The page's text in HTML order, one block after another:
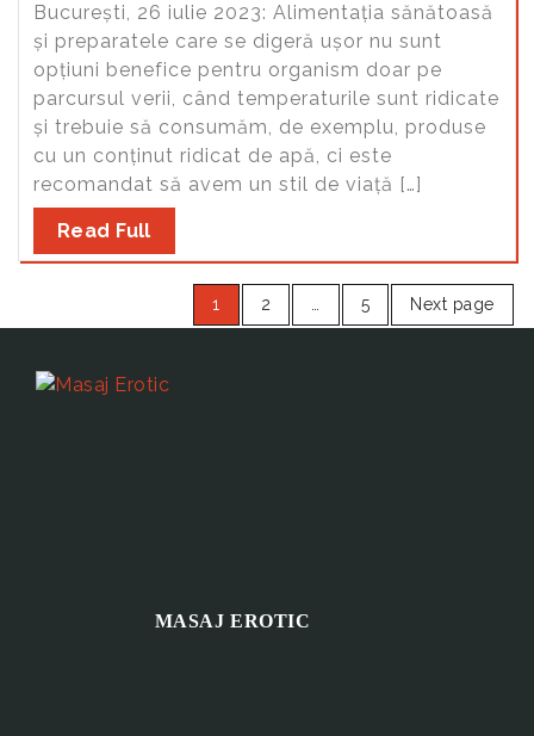
București, 26 iulie 2023: Alimentația sănătoasă
și preparatele care se digeră ușor nu sunt
opțiuni benefice pentru organism doar pe
parcursul verii, când temperaturile sunt ridicate
și trebuie să consumăm, de exemplu, produse
cu un conținut ridicat de apă, ci este
recomandat să avem un stil de viață […]
Read Full
1 2 5 Next page
MASAJ EROTIC